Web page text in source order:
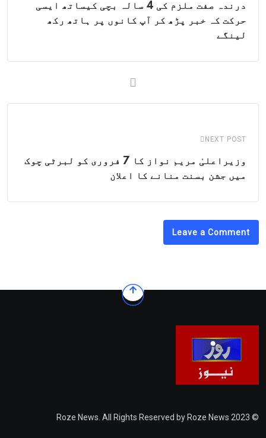
درندہ صفت ملزم کی 4 سالہ بچی کیساتھ ایسی
حرکت کہ خبر پڑھ کر آپ کانوں پر ہاتھ رکھ
لینگے
NEXT POST
وزیراعلیٰ مریم نواز کا 7 فروری کو لبرٹی چوک
میں جشن بسنت منانے کا اعلان
Leave a Comment
© 2023 Roze News. All Rights Reserved by Roze News